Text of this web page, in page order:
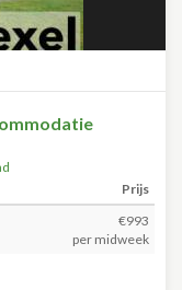
Prijs
€993
per midweek